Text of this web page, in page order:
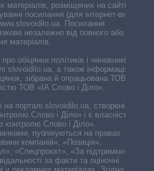
матеріалів, розміщених на сайті,
посилання (для інтернет-видань
Посилання
незалежно від повного або
матеріалів.
обіцянки політиків і чиновників,
slovoidilo.ua, а також інформація про
зібрана й опрацьована ТОВ «ІА
ТОВ «ІА Слово і Діло».
на порталі slovoidilo.ua, створені ГО
Слово і Діло» і є власністю
контролю Слово і Діло».
публікуються на правах
компаній», «Позиція»,
«Спецпроєкт», «За підтримки».
за факти та оціночні